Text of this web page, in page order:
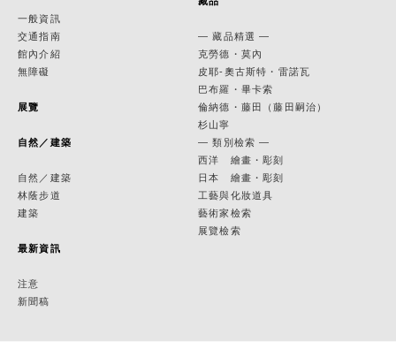
一般資訊
交通指南
館內介紹
無障礙
展覽
自然／建築
自然／建築
林蔭步道
建築
最新資訊
注意
新聞稿
— 藏品精選 —
克勞德・莫內
皮耶-奧古斯特・雷諾瓦
巴布羅・畢卡索
倫納德・藤田（藤田嗣治）
杉山寧
— 類別檢索 —
西洋 繪畫・彫刻
日本 繪畫・彫刻
工藝與化妝道具
藝術家檢索
展覽檢索